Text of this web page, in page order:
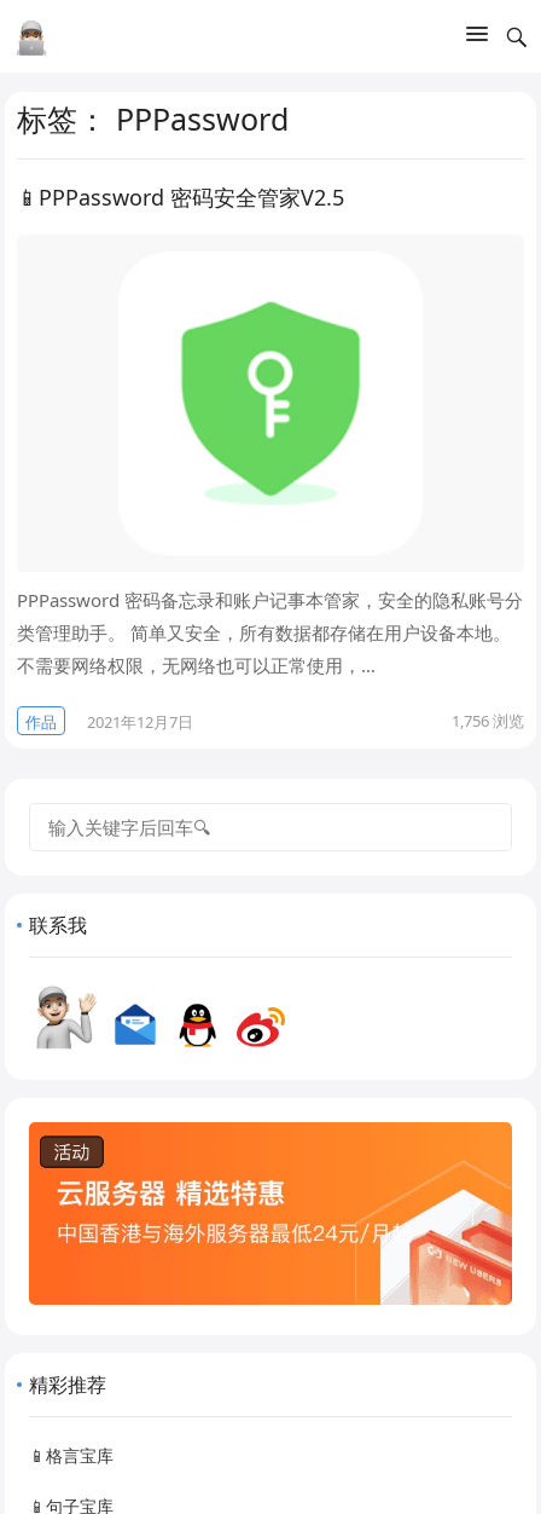
标签： PPPassword
📱PPPassword 密码安全管家V2.5
PPPassword 密码备忘录和账户记事本管家，安全的隐私账号分
类管理助手。 简单又安全，所有数据都存储在用户设备本地。
不需要网络权限，无网络也可以正常使用，…
作品 2021年12月7日 1,756浏览
联系我
精彩推荐
📱格言宝库
📱句子宝库